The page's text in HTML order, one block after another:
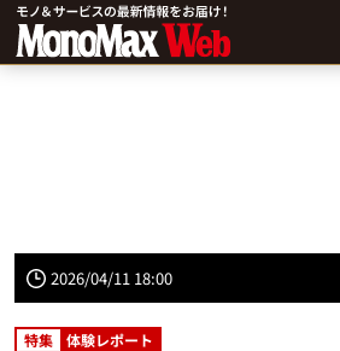
2026/04/11 18:00
特集 体験レポート